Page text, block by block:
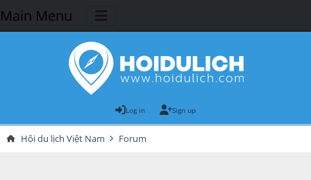
Main Menu
Log in Sign up
Hội du lịch Việt Nam Forum